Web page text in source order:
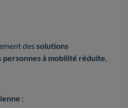
dessolutions
personnes à mobilité réduite,
;